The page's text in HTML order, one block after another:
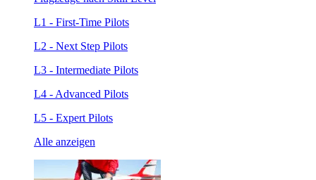
L1 - First-Time Pilots
L2 - Next Step Pilots
L3 - Intermediate Pilots
L4 - Advanced Pilots
L5 - Expert Pilots
Alle anzeigen